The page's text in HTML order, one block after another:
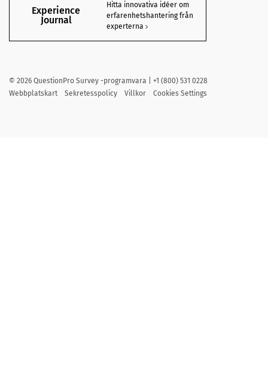
Experience
Journal
Hitta innovativa idéer om
erfarenhetshantering från
experterna
© 2026 QuestionPro Survey -programvara | +1 (800) 531 0228
Webbplatskart
Sekretesspolicy Villkor Cookies Settings